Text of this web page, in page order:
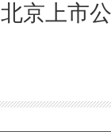
北京上市